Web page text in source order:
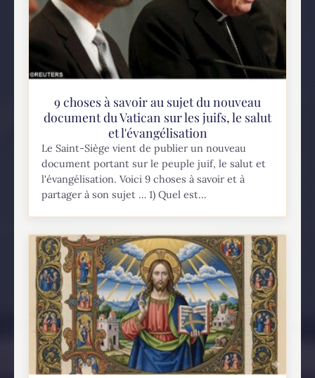
9 choses à savoir au sujet du nouveau
document du Vatican sur les juifs, le salut
et l'évangélisation
Le Saint-Siège vient de publier un nouveau
document portant sur le peuple juif, le salut et
l'évangélisation. Voici 9 choses à savoir et à
partager à son sujet … 1) Quel est...